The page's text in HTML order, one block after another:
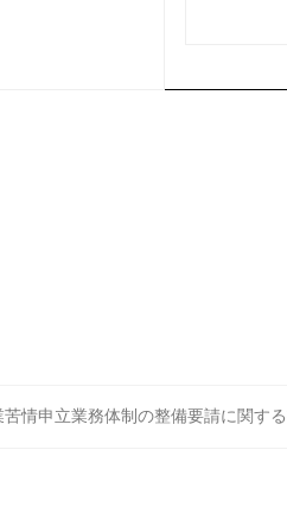
苦情申立業務体制の整備要請に関する